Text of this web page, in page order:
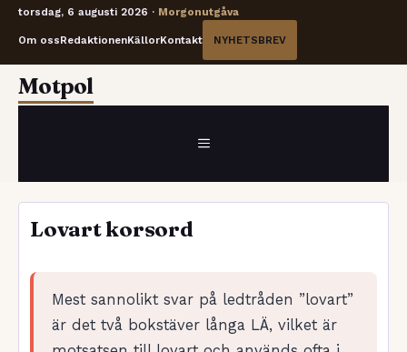
torsdag, 6 augusti 2026 · Morgonutgåva
Om ossRedaktionenKällorKontakt NYHETSBREV
HoppaMotpol
MENY
Lovart korsord
Mest sannolikt svar på ledtråden ”lovart”
är det två bokstäver långa LÄ, vilket är